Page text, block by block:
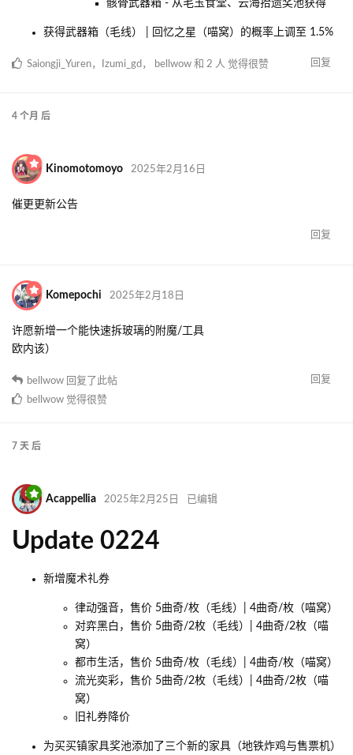
骸骨武器箱 - 从毛玉食堂、云海拾遗奖池获得
获得武器箱（毛线） | 回忆之星（喵窝）的概率上调至 1.5%
回复
Saiongji_Yuren， Izumi_gd ， bellwow 和 2 人 觉得很赞
4 个月 后
Kinomotomoyo 2025年2月16日
催更更新公告
回复
Komepochi 2025年2月18日
许愿新增一个能快速拆玻璃的附魔/工具
欧内该）
回复
bellwow 回复了此帖
bellwow 觉得很赞
7 天 后
Acappellia 2025年2月25日 已编辑
Update 0224
新增魔术礼券
律动强音，售价 5曲奇/枚（毛线）| 4曲奇/枚（喵窝）
对弈黑白，售价 5曲奇/2枚（毛线）| 4曲奇/2枚（喵
窝）
都市生活，售价 5曲奇/枚（毛线）| 4曲奇/枚（喵窝）
流光奕彩，售价 5曲奇/2枚（毛线）| 4曲奇/2枚（喵
窝）
旧礼券降价
为买买镇家具奖池添加了三个新的家具（地铁炸鸡与售票机）